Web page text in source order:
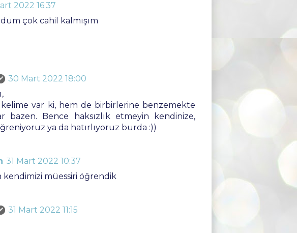
2022 16:37
çok cahil kalmışım
30 Mart 2022 18:00
var ki, hem de birbirlerine benzemekte
bazen. Bence haksızlık etmeyin kendinize,
ya da hatırlıyoruz burda :))
31 Mart 2022 10:37
kendimizi müessiri öğrendik
31 Mart 2022 11:15